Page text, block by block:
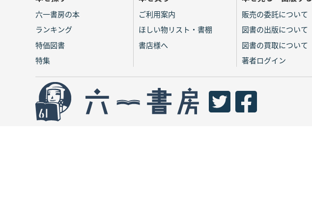
六一書房の本
ランキング
特価図書
特集
ご利用案内
ほしい物リスト・書棚
書店様へ
販売の委託について
図書の出版について
図書の買取について
著者ログイン